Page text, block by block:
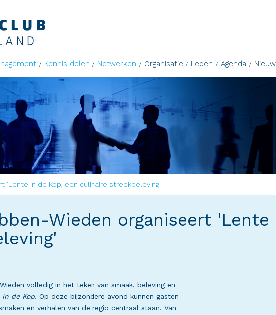
Kennis delen Netwerken Organisatie Leden Agenda
'Lente in de Kop, een culinaire streekbeleving'
Wieden organiseert 'Lente
volledig in het teken van smaak, beleving en
in de Kop. Op deze bijzondere avond kunnen gasten
en verhalen van de regio centraal staan. Van